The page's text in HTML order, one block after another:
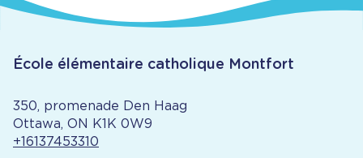
École élémentaire catholique Montfort
350, promenade Den Haag
Ottawa, ON K1K 0W9
+16137453310